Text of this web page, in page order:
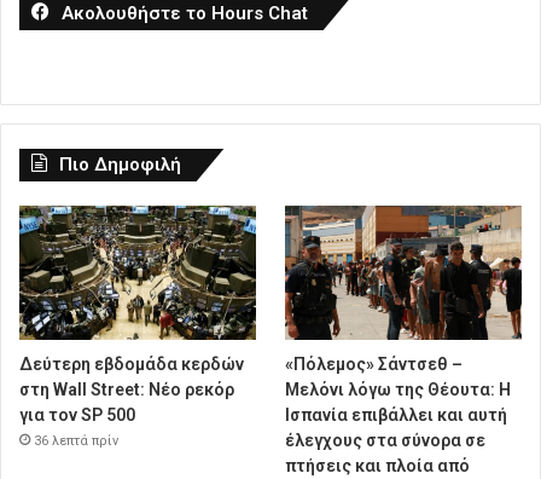
Ακολουθήστε το Hours Chat
Πιο Δημοφιλή
Δεύτερη εβδομάδα κερδών
στη Wall Street: Νέο ρεκόρ
για τον SP 500
36 λεπτά πρίν
«Πόλεμος» Σάντσεθ –
Μελόνι λόγω της Θέουτα: Η
Ισπανία επιβάλλει και αυτή
έλεγχους στα σύνορα σε
πτήσεις και πλοία από